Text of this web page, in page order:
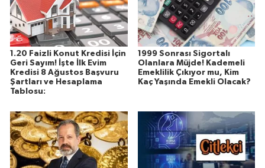
1.20 Faizli Konut Kredisi İçin
Geri Sayım! İşte İlk Evim
Kredisi 8 Ağustos Başvuru
Şartları ve Hesaplama
Tablosu:
1999 Sonrası Sigortalı
Olanlara Müjde! Kademeli
Emeklilik Çıkıyor mu, Kim
Kaç Yaşında Emekli Olacak?